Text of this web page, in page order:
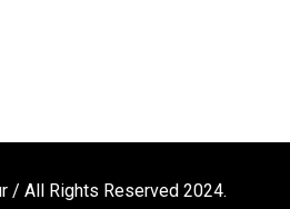
/ All Rights Reserved 2024.